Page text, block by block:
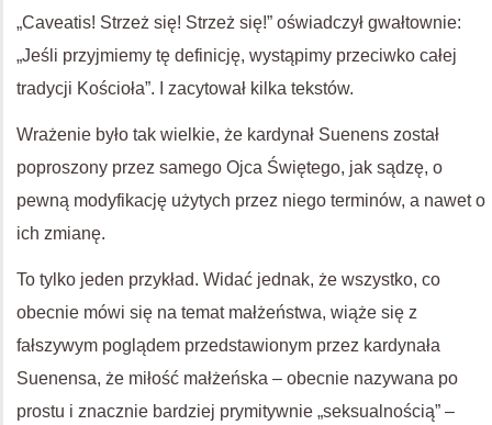
„Caveatis! Strzeż się! Strzeż się!” oświadczył gwałtownie:
„Jeśli przyjmiemy tę definicję, wystąpimy przeciwko całej
tradycji Kościoła”. I zacytował kilka tekstów.
Wrażenie było tak wielkie, że kardynał Suenens został
poproszony przez samego Ojca Świętego, jak sądzę, o
pewną modyfikację użytych przez niego terminów, a nawet o
ich zmianę.
To tylko jeden przykład. Widać jednak, że wszystko, co
obecnie mówi się na temat małżeństwa, wiąże się z
fałszywym poglądem przedstawionym przez kardynała
Suenensa, że miłość małżeńska – obecnie nazywana po
prostu i znacznie bardziej prymitywnie „seksualnością” –